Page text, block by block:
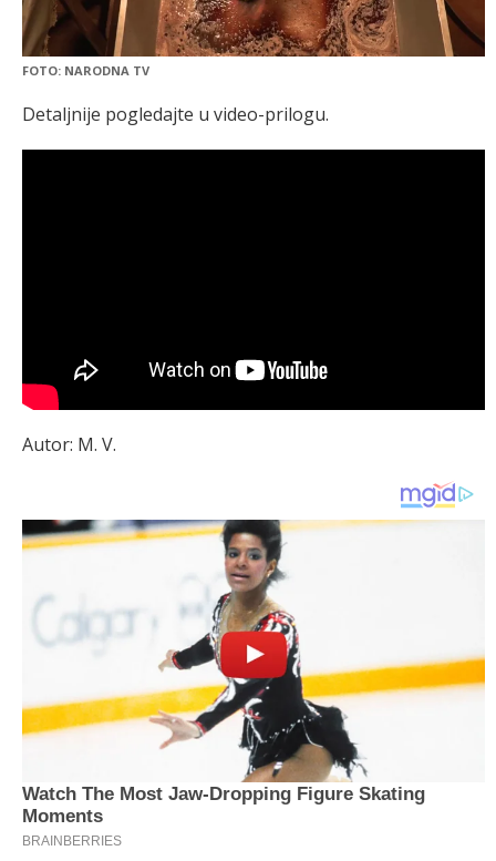
FOTO: NARODNA TV
Detaljnije pogledajte u video-prilogu.
Autor: M. V.